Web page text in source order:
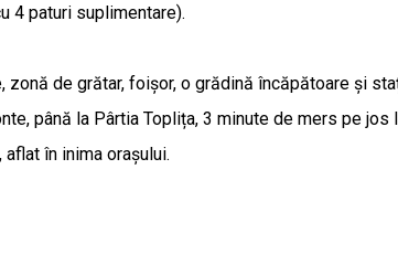
4 paturi suplimentare).
de grătar, foișor, o grădină încăpătoare și
până la Pârtia Toplița, 3 minute de mers pe
în inima orașului.